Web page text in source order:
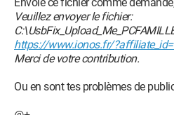
Veuillez envoyer le fichier:
https://www.ionos.fr/
Merci de votre contribution.
Ou en sont tes problèmes de